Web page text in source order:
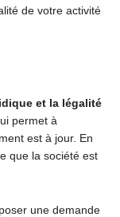
de votre activité
et la légalité
permet à
est à jour. En
que la société est
une demande